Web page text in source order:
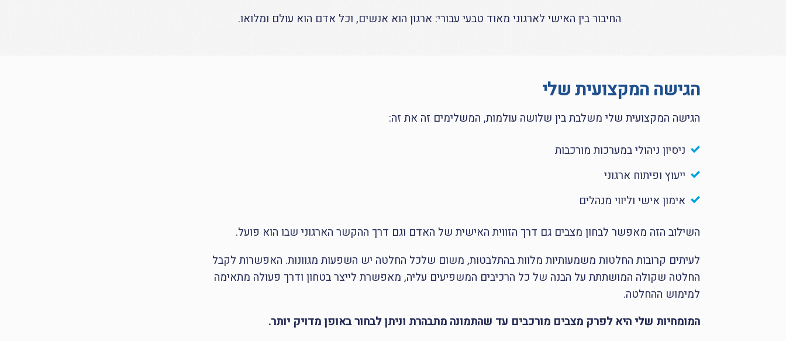
החיבור בין האישי לארגוני מאוד טבעי עבורי: ארגון הוא אנשים, וכל אדם הוא עולם ומלואו.
הגישה המקצועית שלי
הגישה המקצועית שלי משלבת בין שלושה עולמות, המשלימים זה את זה:
ניסיון ניהולי במערכות מורכבות
ייעוץ ופיתוח ארגוני
אימון אישי וליווי מנהלים
השילוב הזה מאפשר לבחון מצבים גם דרך הזווית האישית של האדם וגם דרך ההקשר הארגוני שבו הוא פועל.
לעיתים קרובות החלטות משמעותיות מלוות בהתלבטות, משום שלכל החלטה יש השפעות מגוונות. האפשרות לקבל
החלטה שקולה המושתתת על הבנה של כל הרכיבים המשפיעים עליה, מאפשרת לייצר בטחון ודרך פעולה מתאימה
למימוש ההחלטה.
המומחיות שלי היא לפרק מצבים מורכבים עד שהתמונה מתבהרת וניתן לבחור באופן מדויק יותר.